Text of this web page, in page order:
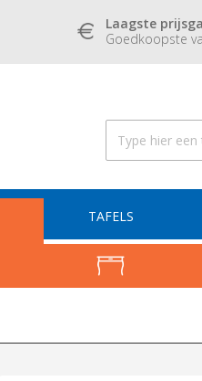
Laagste
Goedkoopste
TAFELS